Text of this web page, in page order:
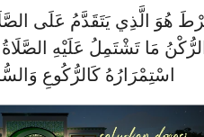
هُوَ الَّذِي يَتَقَدَّمُ عَلَى
مَا تَشْتَمِلُ عَلَيْهِ
اسْتِمْرَارُهُ كَالرُّكُوعِ